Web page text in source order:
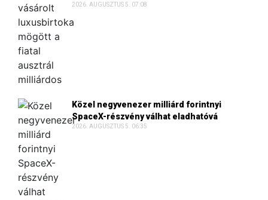
2026. AUGUSZTUS 5. 07:08
Közel negyvenezer milliárd forintnyi
SpaceX-részvény válhat eladhatóvá
2026. AUGUSZTUS 5. 06:35